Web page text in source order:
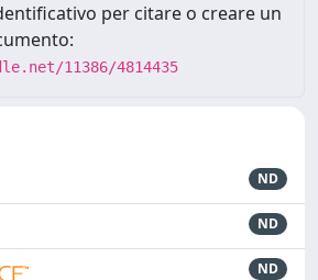
per citare o creare un
11386/4814435
ND
ND
ND